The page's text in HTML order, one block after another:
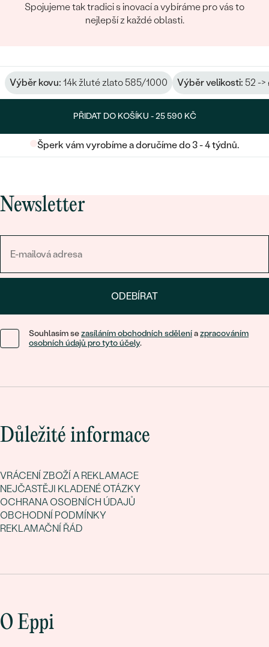
Spojujeme tak tradici s inovací a vybíráme pro vás to
nejlepší z každé oblasti.
Výběr kovu: 14k žluté zlato 585/1000 Výběr velikosti: 52 ->
PŘIDAT DO KOŠÍKU -25 590 KČ
Šperk vám vyrobíme a doručíme do 3 - 4 týdnů.
Newsletter
ODEBÍRAT
Souhlasím sezasíláním obchodních sděleníazpracováním
osobních údajů pro tyto účely.
Důležité informace
VRÁCENÍ ZBOŽÍ A REKLAMACE
NEJČASTĚJI KLADENÉ OTÁZKY
OCHRANA OSOBNÍCH ÚDAJŮ
OBCHODNÍ PODMÍNKY
REKLAMAČNÍ ŘÁD
O Eppi